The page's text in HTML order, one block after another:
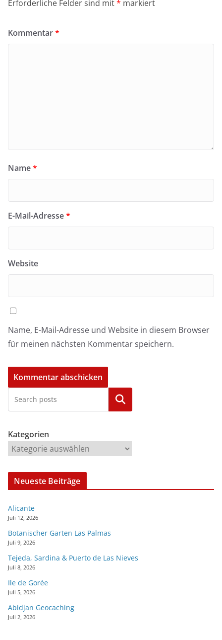
Erforderliche Felder sind mit* markiert
Kommentar*
Name*
E-Mail-Adresse*
Website
Name, E-Mail-Adresse und Website in diesem Browser
für meinen nächsten Kommentar speichern.
Kategorien
Kategorien
Neueste Beiträge
Alicante
Juli 12, 2026
Botanischer Garten Las Palmas
Juli 9, 2026
Tejeda, Sardina & Puerto de Las Nieves
Juli 8, 2026
Ile de Gorée
Juli 5, 2026
Abidjan Geocaching
Juli 2, 2026